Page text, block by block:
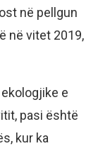
në pellgun
në vitet 2019,
e
pasi është
kur ka